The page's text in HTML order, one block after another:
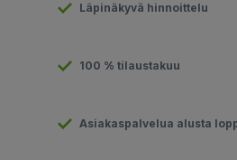
Läpinäkyvä hinnoittelu
100 % tilaustakuu
Asiakaspalvelua alusta